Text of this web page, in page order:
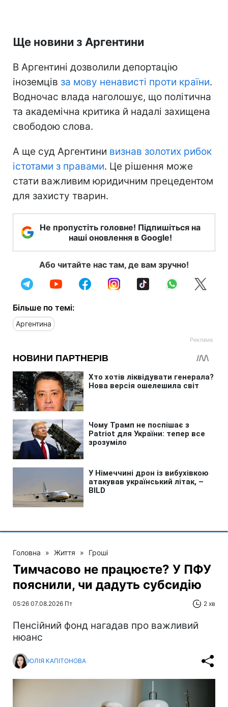
Ще новини з Аргентини
В Аргентині дозволили депортацію
іноземців за мову ненависті проти країни.
Водночас влада наголошує, що політична
та академічна критика й надалі захищена
свободою слова.
А ще суд Аргентини визнав золотих рибок
істотами з правами. Це рішення може
стати важливим юридичним прецедентом
для захисту тварин.
Не пропустіть головне! Підпишіться на
наші оновлення в Google!
Або читайте нас там, де вам зручно!
Більше по темі:
Аргентина
Головна » Життя » Гроші
Тимчасово не працюєте? У ПФУ
пояснили, чи дадуть субсидію
05:26 07.08.2026 Пт 2 хв
Пенсійний фонд нагадав про важливий
нюанс
ЮЛІЯ КАПІТОНОВА